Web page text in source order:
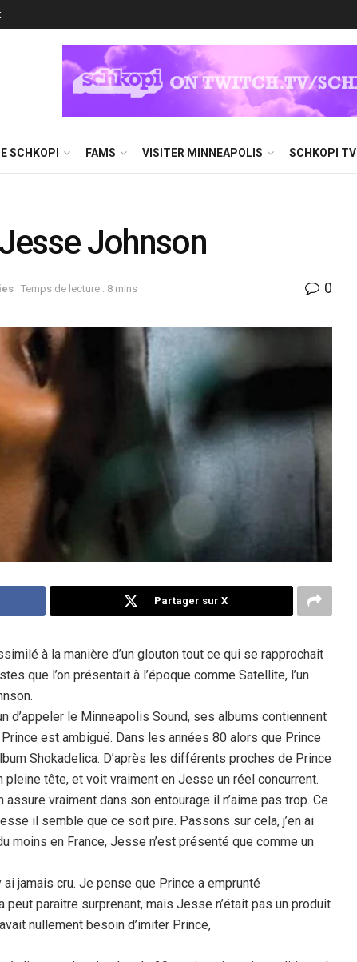
SCHKOPI FAMS VISITER MINNEAPOLIS SCHKOPI TV
Johnson
Temps de lecture : 8 mins 0
Partager sur X
à la manière d’un glouton tout ce qui se rapprochait
que l’on présentait à l’époque comme Satellite, l’un
d’appeler le Minneapolis Sound, ses albums contiennent
est ambiguë. Dans les années 80 alors que Prince
Shokadelica. D’après les différents proches de Prince
pleine tête, et voit vraiment en Jesse un réel concurrent.
vraiment dans son entourage il n’aime pas trop. Ce
il semble que ce soit pire. Passons sur cela, j’en ai
moins en France, Jesse n’est présenté que comme un
ai jamais cru. Je pense que Prince a emprunté
paraitre surprenant, mais Jesse n’était pas un produit
nullement besoin d’imiter Prince,